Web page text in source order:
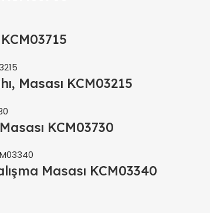
Masası KCM03215
KCM03730
Masası KCM03340